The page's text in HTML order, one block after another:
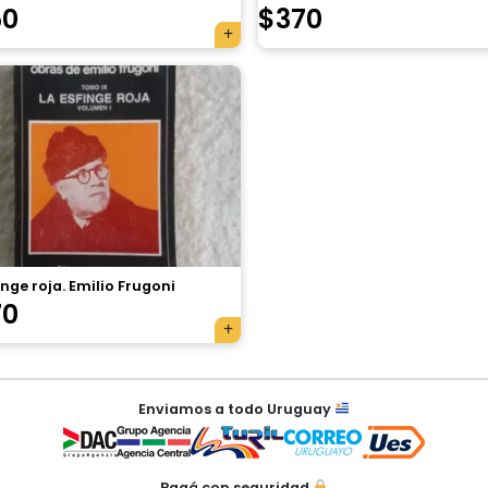
$370
roja. Emilio Frugoni
Enviamos a todo Uruguay